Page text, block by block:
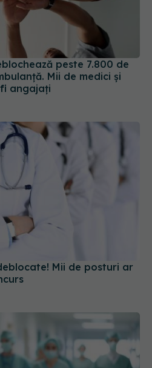
peste 7.800 de
Mii de medici și
angajați
Mii de posturi ar